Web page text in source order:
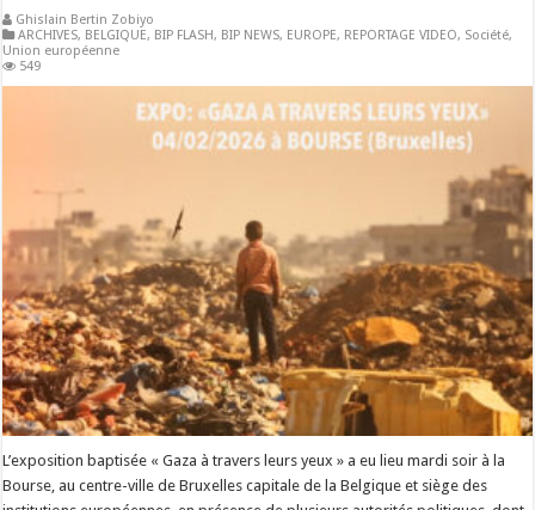
Ghislain Bertin Zobiyo
ARCHIVES, BELGIQUE, BIP FLASH, BIP NEWS, EUROPE, REPORTAGE VIDEO, Société,
Union européenne
549
L’exposition baptisée « Gaza à travers leurs yeux » a eu lieu mardi soir à la
Bourse, au centre-ville de Bruxelles capitale de la Belgique et siège des